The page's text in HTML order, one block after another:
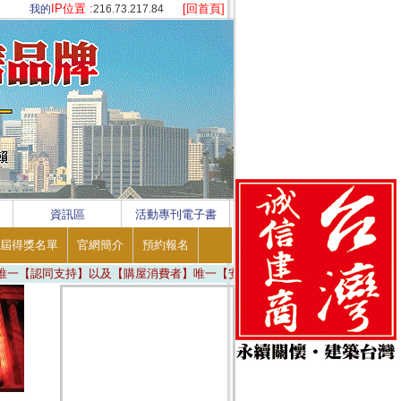
我的 IP位置 :216.73.217.84
[回首頁]
資訊區 活動專刊電子書
得獎名單 官網簡介 預約報名
同支持】以及【購屋消費者】唯一【安心信賴】 ※ ※ ※ 真實公平、公正公